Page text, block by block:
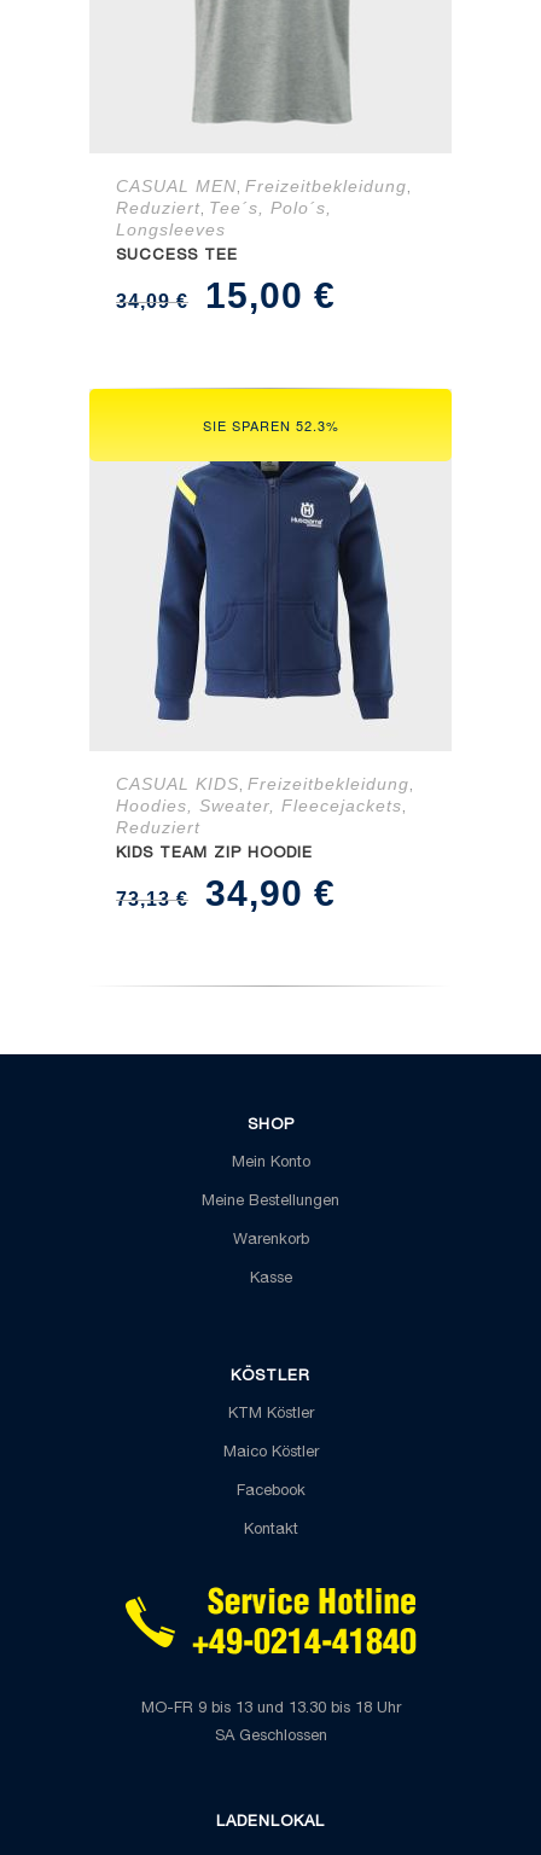
CASUAL MEN, Freizeitbekleidung,
Reduziert, Tee´s, Polo´s,
Longsleeves
SUCCESS TEE
34,09€
Ursprünglicher
34,09 €
15,00 €
15,00 €.
SIE SPAREN 52.3%
CASUAL KIDS, Freizeitbekleidung,
Hoodies, Sweater, Fleecejackets,
Reduziert
KIDS TEAM ZIP HOODIE
73,13€
Ursprünglicher
34,90 €
SHOP
Mein Konto
Meine Bestellungen
Warenkorb
Kasse
KÖSTLER
KTM Köstler
Maico Köstler
Facebook
Kontakt
MO-FR 9 bis 13 und 13.30 bis 18 Uhr
SA Geschlossen
LADENLOKAL